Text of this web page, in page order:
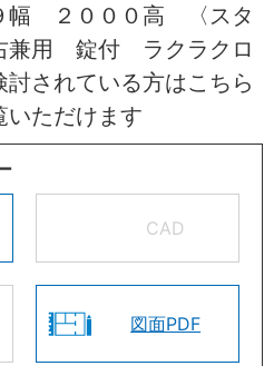
幅 ２０００高 〈スタ
兼用 錠付 ラクラクロ
されている方はこちら
いただけます
CAD
図面PDF